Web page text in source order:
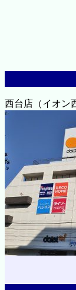
西台店（イオン